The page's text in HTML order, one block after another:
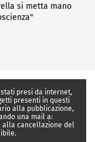
si metta mano
presi da internet,
presenti in questi
alla pubblicazione,
una mail a:
alla cancellazione del